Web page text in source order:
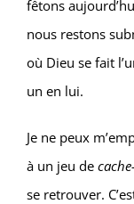
fêtons
nous restons
où Dieu se fait
un en lui.
Je ne peux
à un jeu de
se retrouver.